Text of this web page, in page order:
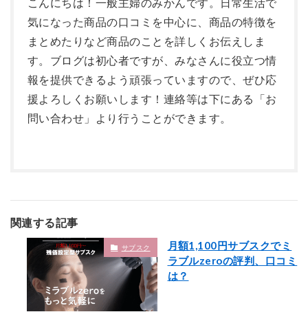
こんにちは！一般主婦のみかんです。日常生活で
気になった商品の口コミを中心に、商品の特徴を
まとめたりなど商品のことを詳しくお伝えしま
す。ブログは初心者ですが、みなさんに役立つ情
報を提供できるよう頑張っていますので、ぜひ応
援よろしくお願いします！連絡等は下にある「お
問い合わせ」より行うことができます。
関連する記事
サブスク
月額1,100円サブスクでミ
ラブルzeroの評判、口コミ
は？